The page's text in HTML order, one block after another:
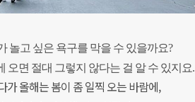
놀고 싶은 욕구를 막을 수 있을까요?
오면 절대 그렇지 않다는 걸 알 수 있지요.
가 올해는 봄이 좀 일찍 오는 바람에,